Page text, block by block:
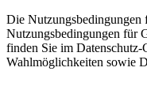
Die Nutzungsbedingungen
Nutzungsbedingungen für
finden Sie im Datenschutz-
Wahlmöglichkeiten sowie